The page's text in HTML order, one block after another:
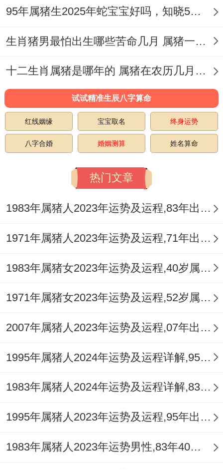
农历六月（癸未月）
个月份的运势相对平稳,适合进行核心的决策
与行动。
大家可能不知道，选择在着个月份结婚,有助
于婚姻生活的稳定同同谐！
农历九月（丙戌月）
份，桃花星主管感情跟姻缘，着个月份结婚
有助于提升婚姻的幸福感与甜蜜度。
份之一...
农历十一月（戊子月）
农历十一月有【太阳】照耀属猪宫位内，太
于驱散阴霾，带来积极向上的正能量.
在着个月份结婚，寓意着婚姻生活将充满阳
姻。
只要选择好合适的月份、并借鉴民俗传统做
95年属猪生2025年蛇宝宝好吗，知晓5个注意事项
生肖猪男最怕出生哪些苦命几月 属猪一生要经历哪三大劫难
十二生肖属猪是哪年的 属猪在农历几月出生是一等命
试试精准生辰八字算命
红线姻缘 宝宝取名 终身运势
八字合婚 婚姻测算 姓名算命
热门文章
1983年属猪人2023年运势及运程,83年出生的40岁生肖猪2023年每月运势详解
1971年属猪人2023年运势及运程,71年出生的52岁生肖猪2023年每月运势详解
1983年属猪女2023年运势及运程,40岁属猪人2023全年每月运势女性如何
1971年属猪女2023年运势及运程,52岁属猪人2023全年每月运势女性如何
2007年属猪人2023年运势及运程,07年出生的16岁生肖猪2023年每月运势详解
1995年属猪人2024年运势及运程详解,95年出生29岁肖猪人在2024全年每月运势完整版
1983年属猪人2024年运势及运程详解,83年出生41岁肖猪人在2024全年每月运势完整版
1995年属猪人2023年运势及运程,95年出生的28岁生肖猪2023年每月运势详解
1983年属猪人2023年运势男性,83年40岁属猪男2023年每月运程怎么样